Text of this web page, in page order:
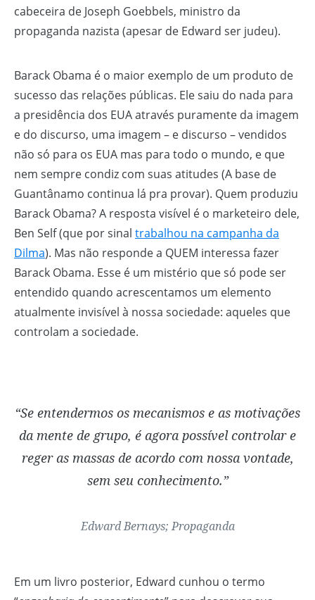
cabeceira de Joseph Goebbels, ministro da
propaganda nazista (apesar de Edward ser judeu).
Barack Obama é o maior exemplo de um produto de
sucesso das relações públicas. Ele saiu do nada para
a presidência dos EUA através puramente da imagem
e do discurso, uma imagem – e discurso – vendidos
não só para os EUA mas para todo o mundo, e que
nem sempre condiz com suas atitudes (A base de
Guantânamo continua lá pra provar). Quem produziu
Barack Obama? A resposta visível é o marketeiro dele,
Ben Self (que por sinal trabalhou na campanha da
Dilma). Mas não responde a QUEM interessa fazer
Barack Obama. Esse é um mistério que só pode ser
entendido quando acrescentamos um elemento
atualmente invisível à nossa sociedade: aqueles que
controlam a sociedade.
“Se entendermos os mecanismos e as motivações
da mente de grupo, é agora possível controlar e
reger as massas de acordo com nossa vontade,
sem seu conhecimento.”
Edward Bernays;Propaganda
Em um livro posterior, Edward cunhou o termo